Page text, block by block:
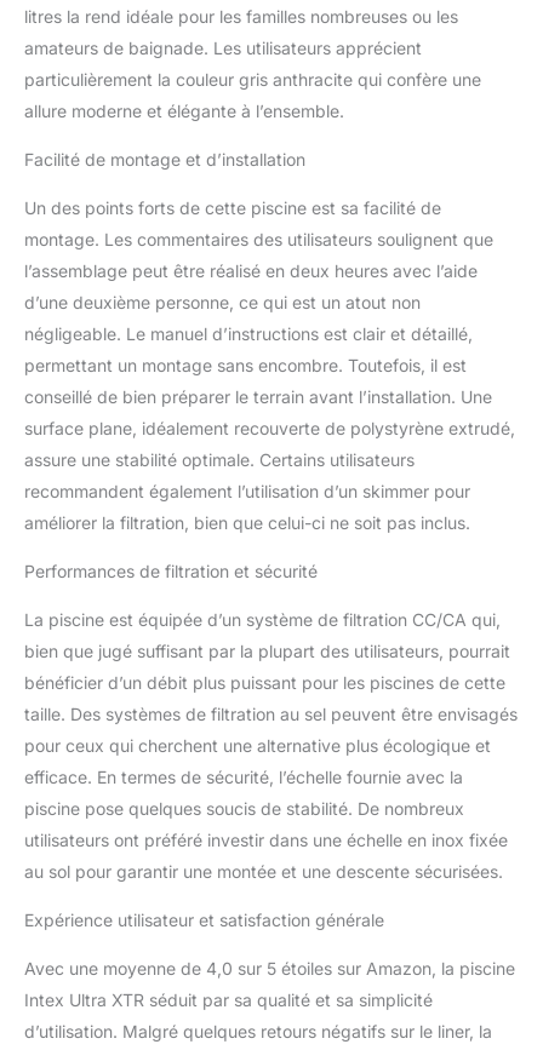
litres la rend idéale pour les familles nombreuses ou les
amateurs de baignade. Les utilisateurs apprécient
particulièrement la couleur gris anthracite qui confère une
allure moderne et élégante à l’ensemble.
Facilité de montage et d’installation
Un des points forts de cette piscine est sa facilité de
montage. Les commentaires des utilisateurs soulignent que
l’assemblage peut être réalisé en deux heures avec l’aide
d’une deuxième personne, ce qui est un atout non
négligeable. Le manuel d’instructions est clair et détaillé,
permettant un montage sans encombre. Toutefois, il est
conseillé de bien préparer le terrain avant l’installation. Une
surface plane, idéalement recouverte de polystyrène extrudé,
assure une stabilité optimale. Certains utilisateurs
recommandent également l’utilisation d’un skimmer pour
améliorer la filtration, bien que celui-ci ne soit pas inclus.
Performances de filtration et sécurité
La piscine est équipée d’un système de filtration CC/CA qui,
bien que jugé suffisant par la plupart des utilisateurs, pourrait
bénéficier d’un débit plus puissant pour les piscines de cette
taille. Des systèmes de filtration au sel peuvent être envisagés
pour ceux qui cherchent une alternative plus écologique et
efficace. En termes de sécurité, l’échelle fournie avec la
piscine pose quelques soucis de stabilité. De nombreux
utilisateurs ont préféré investir dans une échelle en inox fixée
au sol pour garantir une montée et une descente sécurisées.
Expérience utilisateur et satisfaction générale
Avec une moyenne de 4,0 sur 5 étoiles sur Amazon, la piscine
Intex Ultra XTR séduit par sa qualité et sa simplicité
d’utilisation. Malgré quelques retours négatifs sur le liner, la